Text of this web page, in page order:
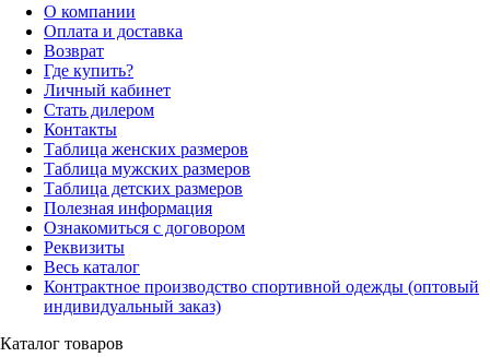
О компании
Оплата и доставка
Возврат
Где купить?
Личный кабинет
Стать дилером
Контакты
Таблица женских размеров
Таблица мужских размеров
Таблица детских размеров
Полезная информация
Ознакомиться с договором
Реквизиты
Весь каталог
Контрактное производство спортивной одежды (оптовый
индивидуальный заказ)
Каталог товаров